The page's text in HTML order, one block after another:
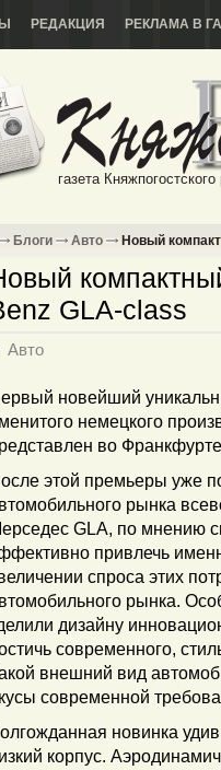
РЕДАКЦИЯ РЕКЛАМА В
газета
Блоги Авто Новый
GLA-class
Авто
новейший
немецкого
во
этой премьеры уже
рынка
GLA, по мнению
привлечь
спроса этих
рынка.
дизайну
современного,
внешний вид
современной
новинка
корпус.